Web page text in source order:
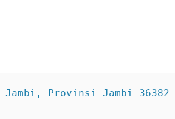
Provinsi Jambi 36382